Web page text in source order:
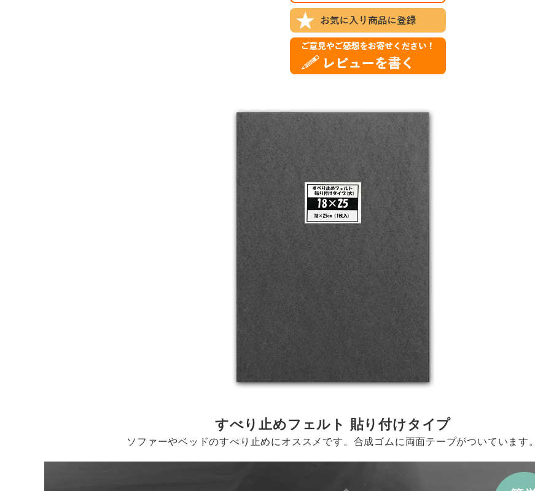
すべり止めフェルト 貼り付けタイプ
ソファーやベッドのすべり止めにオススメです。合成ゴムに両面テープがついています。